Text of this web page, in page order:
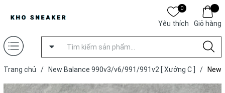
0
Yêu thích Giỏ hàng
Trang chủ / New Balance 990v3/v6/991/991v2 [ Xưởng C ] /
New